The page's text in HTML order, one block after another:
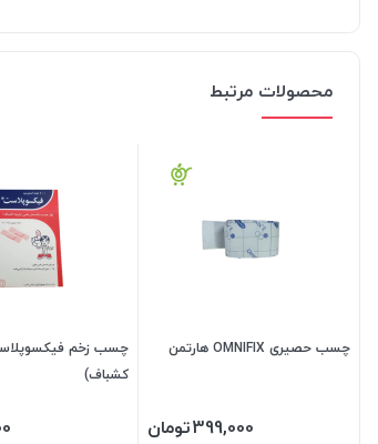
محصولات مرتبط
چسب حصیری OMNIFIX هارتمن
399,000تومان
چسب زخم
کشباف)